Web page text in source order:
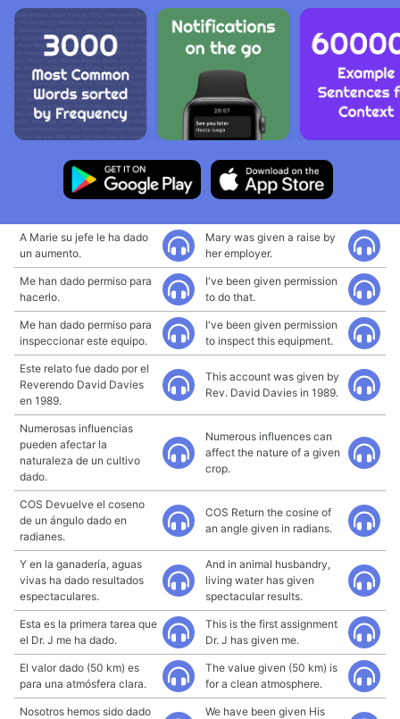
A Marie su jefe le ha dado
un aumento.
Mary was given a raise by
her employer.
Me han dado permiso para
hacerlo.
I've been given permission
to do that.
Me han dado permiso para
inspeccionar este equipo.
I've been given permission
to inspect this equipment.
Este relato fue dado por el
Reverendo David Davies
en 1989.
This account was given by
Rev. David Davies in 1989.
Numerosas influencias
pueden afectar la
naturaleza de un cultivo
dado.
Numerous influences can
affect the nature of a given
crop.
COS Devuelve el coseno
de un ángulo dado en
radianes.
COS Return the cosine of
an angle given in radians.
Y en la ganadería, aguas
vivas ha dado resultados
espectaculares.
And in animal husbandry,
living water has given
spectacular results.
Esta es la primera tarea que
el Dr. J me ha dado.
This is the first assignment
Dr. J has given me.
El valor dado (50 km) es
para una atmósfera clara.
The value given (50 km) is
for a clean atmosphere.
Nosotros hemos sido dado
We have been given His